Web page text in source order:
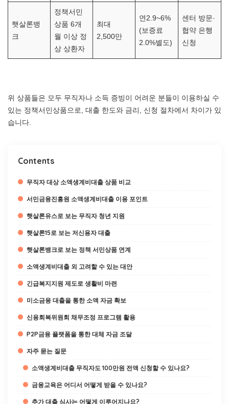
햇살론뱅
크
정책서민
상품 6개
월 이상 정
상 상환자
최대
2,500만
연2.9~6%
(보증료
2.0%별도)
센터 방문·
협약 은행
신청
위 상품들은 모두 무직자나 소득 증빙이 어려운 분들이 이용하실 수
있는 정책서민상품으로, 대출 한도와 금리, 신청 절차에서 차이가 있
습니다.
Contents
무직자 대상 소액생계비대출 상품 비교
서민금융진흥원 소액생계비대출 이용 포인트
햇살론유스로 보는 무직자 청년 지원
햇살론15로 보는 저신용자 대출
햇살론뱅크로 보는 정책 서민상품 연계
소액생계비대출 외 고려할 수 있는 대안
긴급복지지원 제도로 생활비 마련
미소금융 대출을 통한 소액 자금 확보
신용회복위원회 채무조정 프로그램 활용
P2P금융 플랫폼을 통한 대체 자금 조달
자주 묻는 질문
소액생계비대출 무직자도 100만원 전액 신청할 수 있나요?
금융교육은 어디서 어떻게 받을 수 있나요?
추가 대출 심사는 어떻게 이루어지나요?